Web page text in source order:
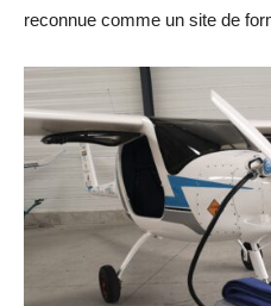
reconnue comme un site de